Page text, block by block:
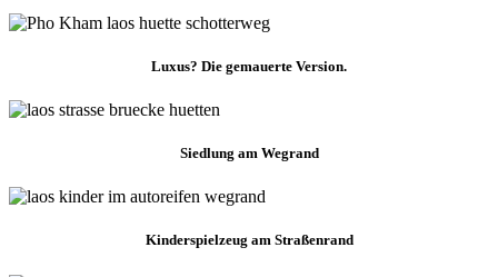
Luxus? Die gemauerte Version.
Siedlung am Wegrand
Kinderspielzeug am Straßenrand